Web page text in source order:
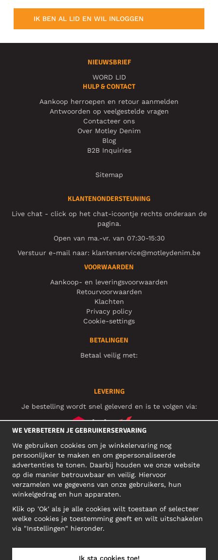
IK BEN AL LID EN WIL INLOGGEN
NIEUWSBRIEF
WORD LID
HULP & CONTACT
Aankoop herroepen en retour aanmelden
Antwoorden op veelgestelde vragen
Contacteer ons
Over Motley Denim
Blog
B2B Inquiries
Sitemap
KLANTENONDERSTEUNING
Live chat - click op het chat-icoontje rechts onderaan de
pagina.
Open van ma.-vr. van 07:30-15:30
Verstuur e-mail naar: klantenservice@motleydenim.be
VOORWAARDEN
Aankoop- en leveringsvoorwaarden
Retourvoorwaarden
Klachten
Privacy policy
Cookie-settings
BETALINGEN
Betaal veilig met:
LEVERING
Je bestelling wordt snel geleverd en is te volgen via:
SOCIAL MEDIA
ZAKELIJK ADRES
Narva mnt 5, EE-10117 Tallinn
Reg: 12356245
WE VERBETEREN JE GEBRUIKERSERVARING
We gebruiken cookies om je winkelervaring nog
persoonlijker te maken en om gepersonaliseerde
advertenties te tonen. Daarbij houden we onze website
op die manier betrouwbaar en veilig. Hiervoor
verzamelen we gegevens van onze gebruikers, hun
winkelgedrag en hun apparaten.
Klik op 'Ok' als je alle cookies wilt toestaan of selecteer
welke cookies je toestemming geeft en wilt uitschakelen
via "Instellingen" hieronder.
Ik sta cookies toe!